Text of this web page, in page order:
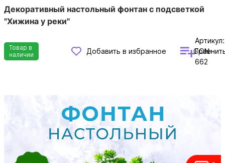
Декоративный настольный фонтан с подсветкой
"Хижина у реки"
Товар в
наличии
Добавить в избранное
Артикул:
FON-
662